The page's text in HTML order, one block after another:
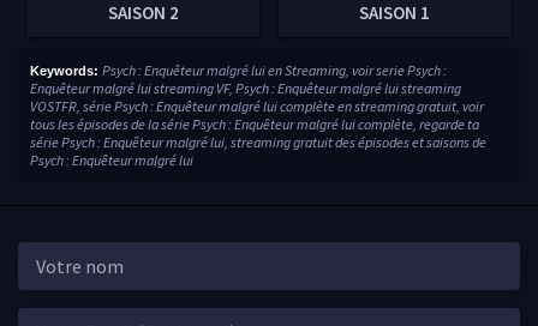
SAISON 2 SAISON 1
Keywords: Psych : Enquêteur malgré lui en Streaming, voir serie Psych :
Enquêteur malgré lui streaming VF, Psych : Enquêteur malgré lui streaming
VOSTFR, série Psych : Enquêteur malgré lui complète en streaming gratuit, voir
tous les épisodes de la série Psych : Enquêteur malgré lui complète, regarde ta
série Psych : Enquêteur malgré lui, streaming gratuit des épisodes et saisons de
Psych : Enquêteur malgré lui